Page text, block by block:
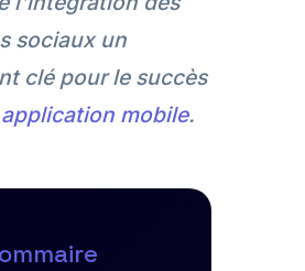
sociaux un
clé pour le succès
application mobile.